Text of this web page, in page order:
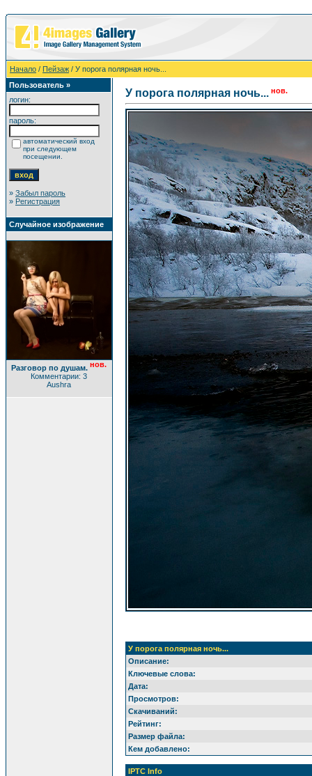
Начало / Пейзаж / У порога полярная ночь...
Пользователь »
логин:
пароль:
автоматический вход
при следующем
посещении.
» Забыл пароль
» Регистрация
Случайное изображение
Разговор по душам. нов.
Комментарии: 3
Aushra
У порога полярная ночь... нов.
У порога полярная ночь...
Описание:
Ключевые слова:
Дата:
Просмотров:
Скачиваний:
Рейтинг:
Размер файла:
Кем добавлено:
IPTC Info